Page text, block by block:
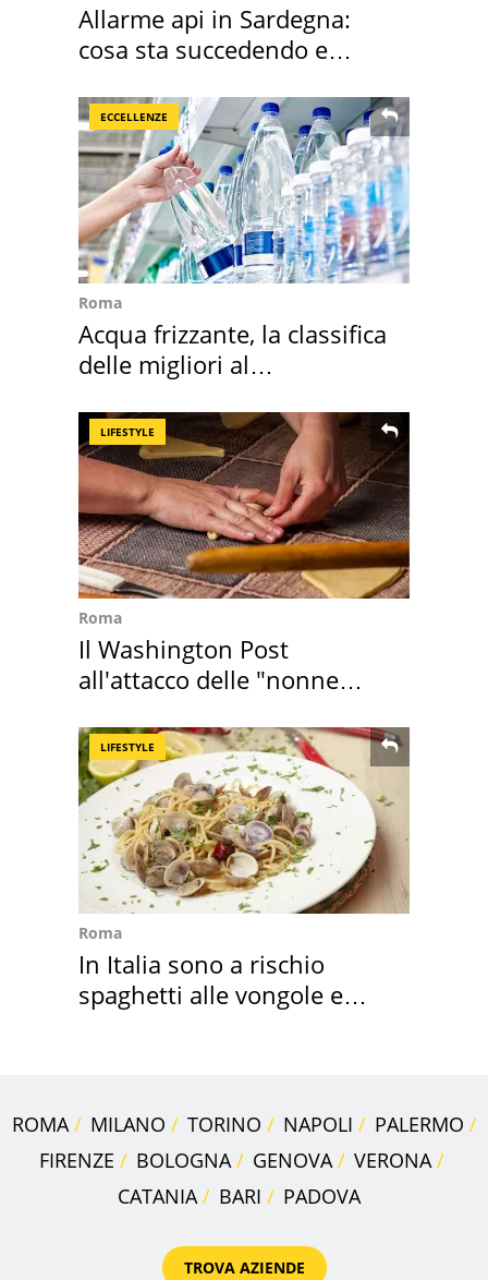
Allarme api in Sardegna:
cosa sta succedendo e
ECCELLENZE
Roma
Acqua frizzante, la classifica
delle migliori al
LIFESTYLE
Roma
Il Washington Post
all'attacco delle "nonne
LIFESTYLE
Roma
In Italia sono a rischio
spaghetti alle vongole e
ROMA MILANO TORINO NAPOLI
PALERMO
FIRENZE
BOLOGNA GENOVA
VERONA
CATANIA
BARI PADOVA
TROVA AZIENDE